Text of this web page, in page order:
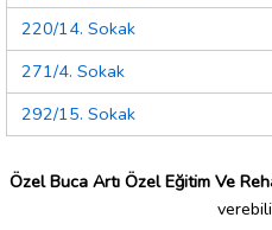
220/14. Sokak
271/4. Sokak
292/15. Sokak
Özel Buca Artı Özel Eğitim Ve